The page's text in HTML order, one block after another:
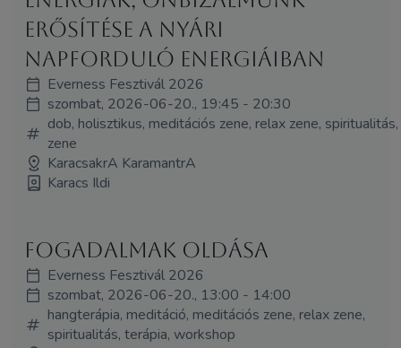
erősítése a nyári
napforduló energiáiban
Everness Fesztivál 2026
szombat, 2026-06-20., 19:45 - 20:30
dob, holisztikus, meditációs zene, relax zene, spiritualitás,
zene
KaracsakrA KaramantrA
Karacs Ildi
Fogadalmak oldása
Everness Fesztivál 2026
szombat, 2026-06-20., 13:00 - 14:00
hangterápia, meditáció, meditációs zene, relax zene,
spiritualitás, terápia, workshop